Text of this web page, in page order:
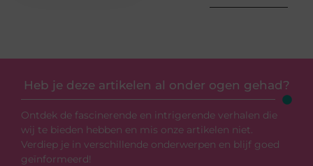
Heb je deze artikelen al onder ogen gehad?
Ontdek de fascinerende en intrigerende verhalen die
wij te bieden hebben en mis onze artikelen niet.
Verdiep je in verschillende onderwerpen en blijf goed
geïnformeerd!